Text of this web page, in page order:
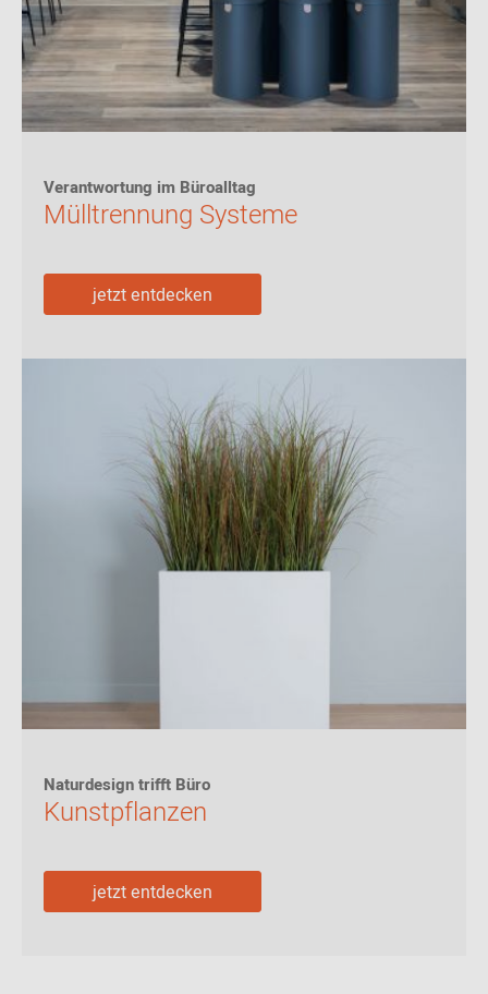
Verantwortung im Büroalltag
Mülltrennung Systeme
jetzt entdecken
Naturdesign trifft Büro
Kunstpflanzen
jetzt entdecken